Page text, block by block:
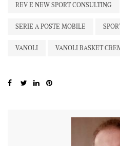
REV E NEW SPORT CONSULTING
SERIE A POSTE MOBILE
VANOLI VANOLI BASKET